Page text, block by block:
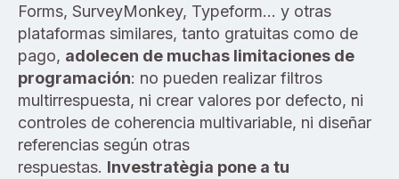
Forms, SurveyMonkey, Typeform… y otras
plataformas similares, tanto gratuitas como de
pago, adolecen de muchas limitaciones de
programación: no pueden realizar filtros
multirrespuesta, ni crear valores por defecto, ni
controles de coherencia multivariable, ni diseñar
referencias según otras
respuestas. Investratègia pone a tu